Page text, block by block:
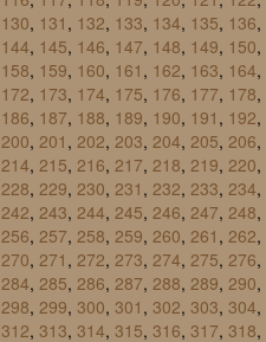
130, 131 , 132, 133, 134, 135, 136,
144, 145, 146, 147, 148, 149, 150,
158, 159, 160, 161 , 162, 163, 164,
172, 173, 174, 175, 176, 177, 178,
186, 187, 188, 189, 190, 191 , 192,
200, 201 , 202, 203, 204, 205, 206,
214, 215, 216, 217, 218, 219, 220,
228, 229, 230, 231 , 232, 233, 234,
242, 243, 244, 245, 246, 247, 248,
256, 257, 258, 259, 260, 261 , 262,
270, 271 , 272, 273, 274, 275, 276,
284, 285, 286, 287, 288, 289, 290,
298, 299, 300, 301 , 302, 303, 304,
312, 313, 314, 315, 316, 317, 318,